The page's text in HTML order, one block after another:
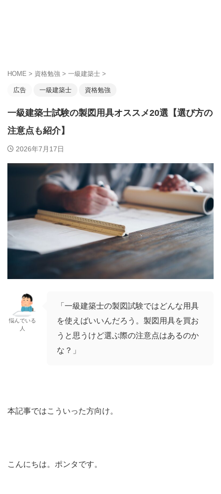
HOME > 資格勉強 > 一級建築士 >
広告 一級建築士 資格勉強
一級建築士試験の製図用具オススメ20選【選び方の
注意点も紹介】
2026年7月17日
悩んでいる
人
「一級建築士の製図試験ではどんな用具
を使えばいいんだろう。製図用具を買お
うと思うけど選ぶ際の注意点はあるのか
な？」
本記事ではこういった方向け。
こんにちは。ポンタです。